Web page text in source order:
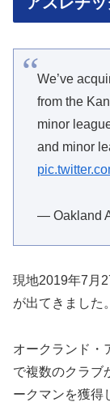
We’ve
from the
minor
and minor
— Oakland
現地2019年7月
が出てきました。
オークランド・
で複数のクラブ
ークマンを獲得